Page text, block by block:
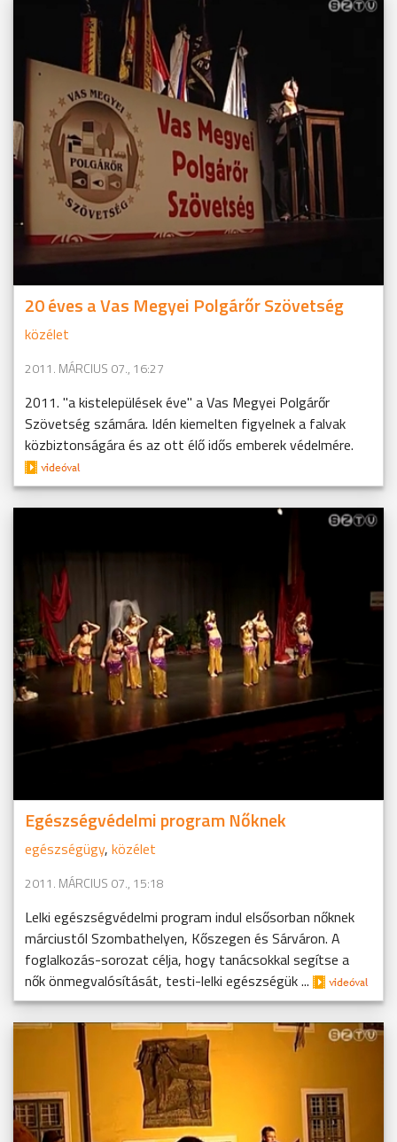
20 éves a Vas Megyei Polgárőr Szövetség
közélet
2011. MÁRCIUS 07., 16:27
2011. "a kistelepülések éve" a Vas Megyei Polgárőr
Szövetség számára. Idén kiemelten figyelnek a falvak
közbiztonságára és az ott élő idős emberek védelmére.
Egészségvédelmi program Nőknek
egészségügy, közélet
2011. MÁRCIUS 07., 15:18
Lelki egészségvédelmi program indul elsősorban nőknek
márciustól Szombathelyen, Kőszegen és Sárváron. A
foglalkozás-sorozat célja, hogy tanácsokkal segítse a
nők önmegvalósítását, testi-lelki egészségük ...